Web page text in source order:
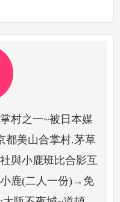
村之一~被日本媒
都美山合掌村.茅草
與小鹿班比合影互
鹿(二人一份)→免